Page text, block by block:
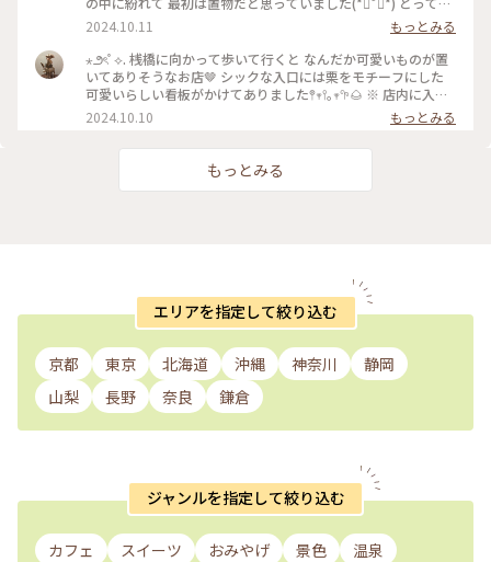
大人しくて可愛いねこちゃん🩵 一気に心を持っていかれます
𖤣𖥧𖥣｡𖥧𖧧 ※ いつものように店内を何周もしながら ねこちゃんと
も触れ合います(⁎⁍̴̛ᴗ⁍̴̛⁎)🐈 * しばらくすると 奥のレジの付近に
のぼってきました😊 ねこちゃんの形の時計は3時をさしていま
す どうやらおやつの時間がわかるようです🕒❁⃘*.ﾟ 店主さんに
の旅行記#クラシカルな街 #私のこだわり旅#厳島神社#宮島⛩️#
2024.10.11
もっとみる
⋆౨ৎﾟ⟡. 桟橋に向かって歩いて行くと なんだか可愛いものが置
いてありそうなお店🤎 シックな入口には栗をモチーフにした
可愛いらしい看板がかけてありました𖤣𖥧𖥣｡𖥧𖧧🌰 ※ 店内に入る
と狭い空間の中に たくさんの雑貨(⁎⁍̴̛ᴗ⁍̴̛⁎)⋆౨ৎﾟ⟡. 友達とテンシ
ョンがあがります *☼*―――――*☼*――――― ※ 【三栗屋】🌰( ΦωΦ )
小さな店内にはアクセサリーやカバン ねこちゃんの雑貨がた
くさん⋆౨ৎﾟ⟡.🐈🐈‍⬛⋆౨ৎﾟ⟡ どこをみても素敵なものばかり໒꒱
2024.10.10 もっとみる
もっとみる
エリアを指定して絞り込む
京都 東京 北海道 沖縄 神奈川
静岡
山梨
長野 奈良 鎌倉
ジャンルを指定して絞り込む
カフェ スイーツ おみやげ 景色
温泉